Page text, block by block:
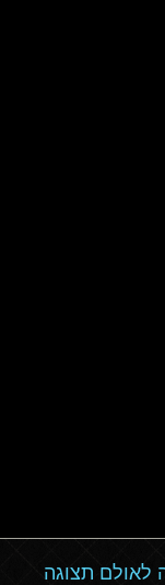
לאולם תצוגה